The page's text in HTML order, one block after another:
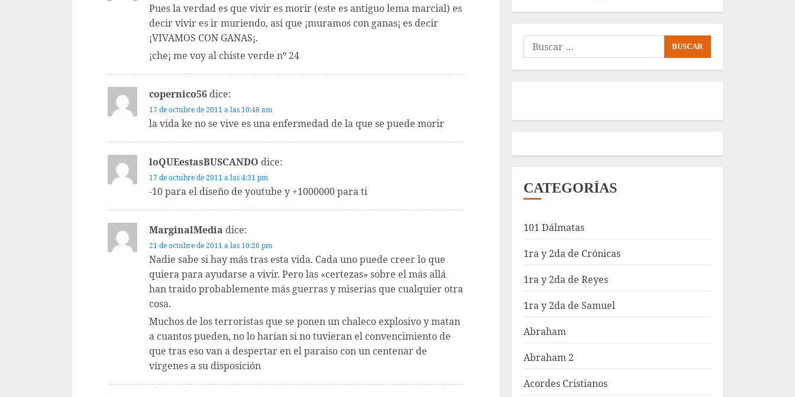
Pues la verdad es que vivir es morir (este es antiguo lema marcial) es
decir vivir es ir muriendo, así que ¡muramos con ganas¡ es decir
¡VIVAMOS CON GANAS¡.
¡che¡ me voy al chiste verde nº 24
copernico56 dice:
17 de octubre de 2011 a las 10:48 am
la vida ke no se vive es una enfermedad de la que se puede morir
loQUEestasBUSCANDO dice:
17 de octubre de 2011 a las 4:31 pm
-10 para el diseño de youtube y +1000000 para ti
MarginalMedia dice:
21 de octubre de 2011 a las 10:26 pm
Nadie sabe si hay más tras esta vida. Cada uno puede creer lo que
quiera para ayudarse a vivir. Pero las «certezas» sobre el más allá
han traido probablemente más guerras y miserias que cualquier otra
cosa.
Muchos de los terroristas que se ponen un chaleco explosivo y matan
a cuantos pueden, no lo harían si no tuvieran el convencimiento de
que tras eso van a despertar en el paraiso con un centenar de
vírgenes a su disposición
Buscar:
CATEGORÍAS
101 Dálmatas
1ra y 2da de Crónicas
1ra y 2da de Reyes
1ra y 2da de Samuel
Abraham
Abraham 2
Acordes Cristianos